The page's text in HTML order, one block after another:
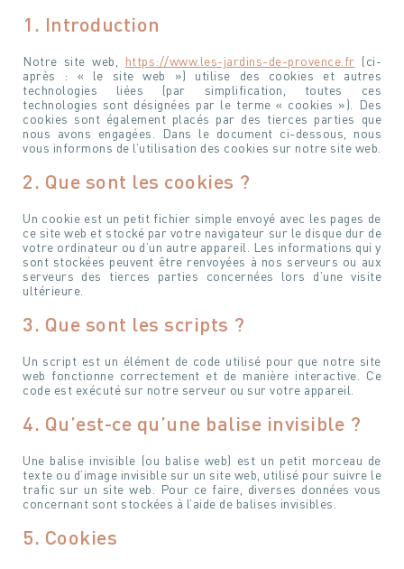
1. Introduction
Notre site web, https://www.les-jardins-de-provence.fr (ci-
après : « le site web ») utilise des cookies et autres
technologies liées (par simplification, toutes ces
technologies sont désignées par le terme « cookies »). Des
cookies sont également placés par des tierces parties que
nous avons engagées. Dans le document ci-dessous, nous
vous informons de l’utilisation des cookies sur notre site web.
2. Que sont les cookies ?
Un cookie est un petit fichier simple envoyé avec les pages de
ce site web et stocké par votre navigateur sur le disque dur de
votre ordinateur ou d’un autre appareil. Les informations qui y
sont stockées peuvent être renvoyées à nos serveurs ou aux
serveurs des tierces parties concernées lors d’une visite
ultérieure.
3. Que sont les scripts ?
Un script est un élément de code utilisé pour que notre site
web fonctionne correctement et de manière interactive. Ce
code est exécuté sur notre serveur ou sur votre appareil.
4. Qu’est-ce qu’une balise invisible ?
Une balise invisible (ou balise web) est un petit morceau de
texte ou d’image invisible sur un site web, utilisé pour suivre le
trafic sur un site web. Pour ce faire, diverses données vous
concernant sont stockées à l’aide de balises invisibles.
5. Cookies